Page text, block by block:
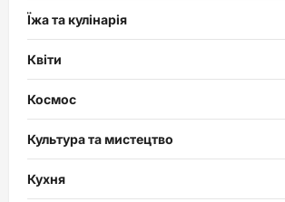
Їжа та кулінарія
Квіти
Космос
Культура та мистецтво
Кухня